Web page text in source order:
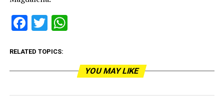
Facebook
TwitterWhatsApp
RELATED TOPICS:
YOU MAY LIKE